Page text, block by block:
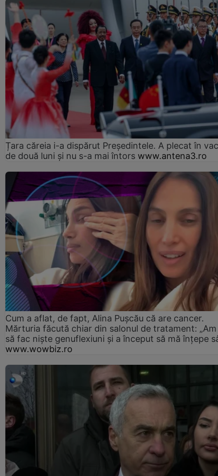
Țara căreia i-a dispărut Președintele. A plecat în
de două luni și nu s-a mai întors www.antena3.ro
Cum a aflat, de fapt, Alina Pușcău că are cancer.
Mărturia făcută chiar din salonul de tratament:
să fac niște genuflexiuni și a început să mă înțepe
www.wowbiz.ro